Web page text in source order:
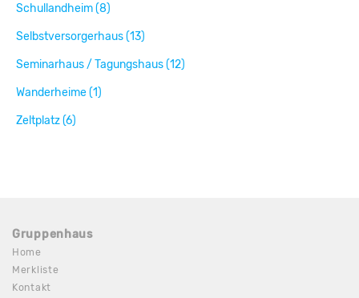
Schullandheim (8)
Selbstversorgerhaus (13)
Seminarhaus / Tagungshaus (12)
Wanderheime (1)
Zeltplatz (6)
Gruppenhaus
Home
Merkliste
Kontakt